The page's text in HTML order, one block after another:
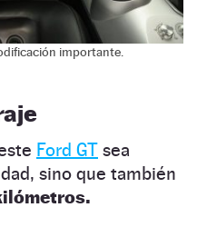
importante.
Ford GT sea
sino que también